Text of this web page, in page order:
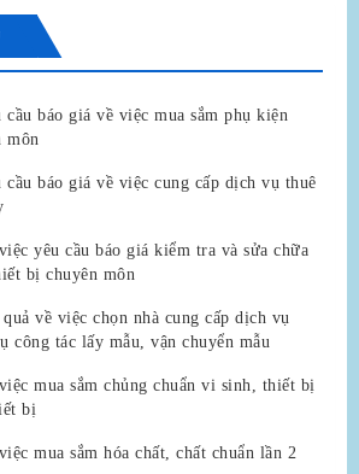
cầu báo giá về việc mua sắm phụ kiện
môn
cầu báo giá về việc cung cấp dịch vụ thuê
yêu cầu báo giá kiểm tra và sửa chữa
bị chuyên môn
về việc chọn nhà cung cấp dịch vụ
công tác lấy mẫu, vận chuyển mẫu
mua sắm chủng chuẩn vi sinh, thiết bị
bị
mua sắm hóa chất, chất chuẩn lần 2